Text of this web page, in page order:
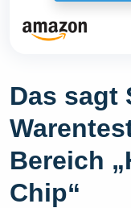
Das sagt
Bereich
Chip“